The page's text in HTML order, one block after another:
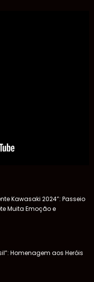
Kawasaki 2024”: Passeio
Muita Emoção e
Homenagem aos Heróis